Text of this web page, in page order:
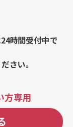
時間受付中で
さい。
方専用